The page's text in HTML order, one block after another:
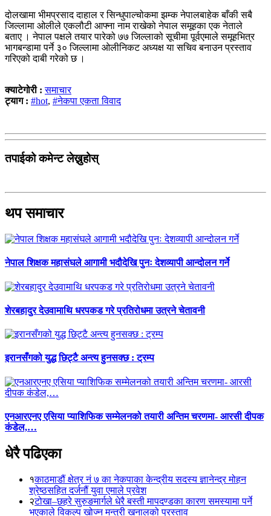
दोलखामा भीमप्रसाद दाहाल र सिन्धुपाल्चोकमा झम्क नेपालबाहेक बाँकी सबै
जिल्लामा ओलीले एकलौटी आफ्ना नाम राखेको नेपाल समूहका एक नेताले
बताए । नेपाल पक्षले तयार पारेको ७७ जिल्लाको सूचीमा पूर्वएमाले समूहभित्र
भागबन्डामा पर्ने ३० जिल्लामा ओलीनिकट अध्यक्ष या सचिव बनाउन प्रस्ताव
गरिएको दाबी गरेको छ ।
क्याटेगोरी :समाचार
ट्याग : #hot, #नेकपा एकता विवाद
तपाईको कमेन्ट लेख्नुहोस्
थप समाचार
नेपाल शिक्षक महासंघले आगामी भदौदेखि पुनः देशव्यापी आन्दोलन गर्ने
शेरबहादुर देउवामाथि धरपकड गरे प्रतिरोधमा उत्रने चेतावनी
इरानसँगको युद्ध छिट्टै अन्त्य हुनसक्छ : ट्रम्प
एनआरएनए एसिया प्याशिफिक सम्मेलनको तयारी अन्तिम चरणमा- आरसी दीपक
कंडेल,…
धेरै पढिएका
१काठमाडौं क्षेत्र नं ७ का नेकपाका केन्द्रीय सदस्य ज्ञानेन्द्र मोहन
श्रेष्ठसहित दर्जनौं युवा एमाले प्रवेश
२टोखा–छहरे सुरुङमार्गले धेरै बस्ती मापदण्डका कारण समस्यामा पर्ने
भएकाले विकल्प खोज्न मन्त्री खनालको प्रस्ताव